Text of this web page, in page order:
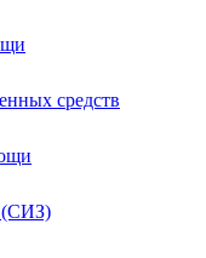
средств
(СИЗ)